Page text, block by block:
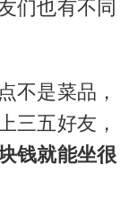
们也有不同
不是菜品，
三五好友，
钱就能坐很